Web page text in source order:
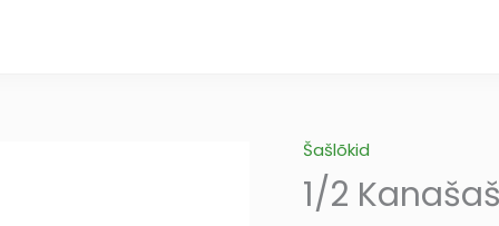
Šašlõkid
1/2
1/2
Kanašašlõkk
kogus